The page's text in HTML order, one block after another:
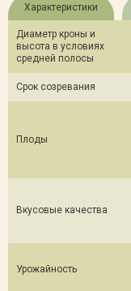
Характеристики
Диаметр кроны и
высота в условиях
средней полосы
Срок созревания
Плоды
Вкусовые качества
Урожайность